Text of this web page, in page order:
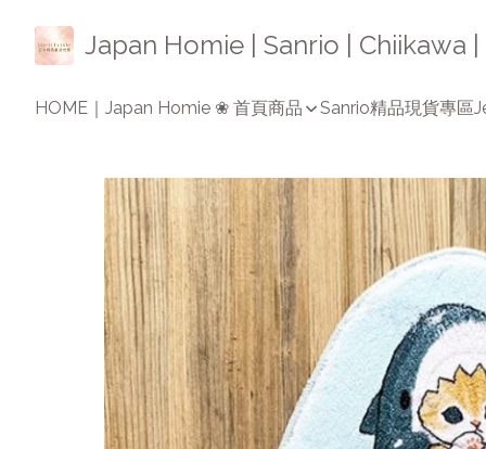
Japan Homie | Sanrio | Chiikawa
HOME｜Japan Homie ❀ 首頁商品 Sanrio精品現貨專區